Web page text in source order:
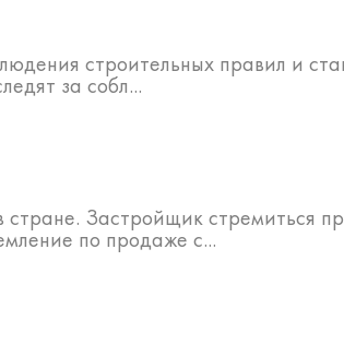
строительных правил и
за собл...
стране. Застройщик стремиться
по продаже с...